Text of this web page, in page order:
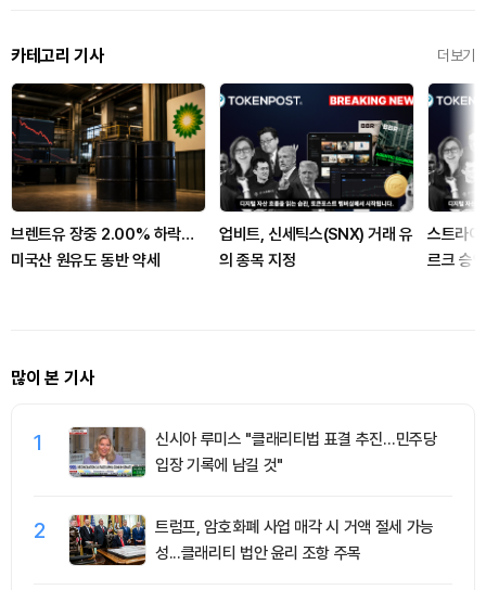
카테고리 기사 더보기
브렌트유 장중 2.00% 하락…
미국산 원유도 동반 약세
업비트, 신세틱스(SNX) 거래 유
의 종목 지정
스트라
르크 승
많이 본 기사
1
신시아 루미스 "클래리티법 표결 추진…민주당
입장 기록에 남길 것"
2
트럼프, 암호화폐 사업 매각 시 거액 절세 가능
성...클래리티 법안 윤리 조항 주목